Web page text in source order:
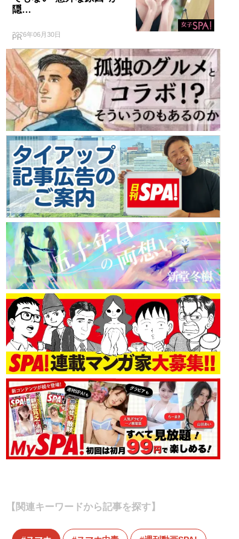
隠…
2026年06月30日
PR
【関連キーワードから記事を探す】